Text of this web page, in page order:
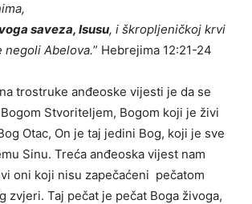
saveza, Isusu, i škropljeničkoj krvi
negoli Abelova.” Hebrejima 12:21-24
trostruke anđeoske vijesti je da se
Stvoriteljem, Bogom koji je živi
Otac, On je taj jedini Bog, koji je sve
Sinu. Treća anđeoska vijest nam
oni koji nisu zapečaćeni pečatom
zvjeri. Taj pečat je pečat Boga živoga,